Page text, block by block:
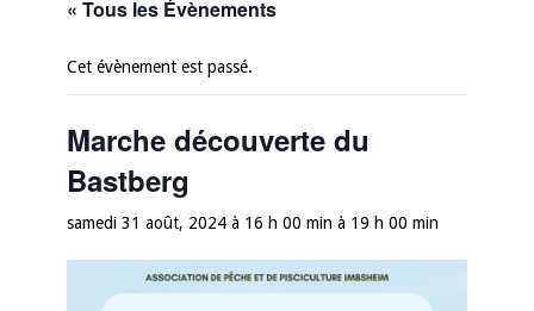
« Tous les Évènements
Cet évènement est passé.
Marche découverte du
Bastberg
samedi 31 août, 2024 à 16 h 00 min à 19 h 00 min